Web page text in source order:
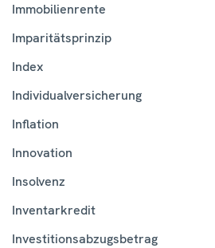
Immobilienrente
Imparitätsprinzip
Index
Individualversicherung
Inflation
Innovation
Insolvenz
Inventarkredit
Investitionsabzugsbetrag